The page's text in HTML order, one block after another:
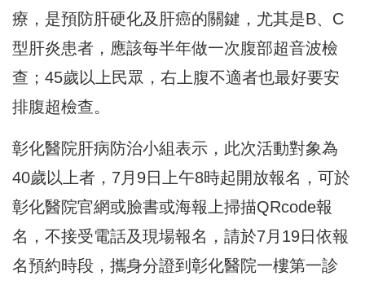
療，是預防肝硬化及肝癌的關鍵，尤其是B、C
型肝炎患者，應該每半年做一次腹部超音波檢
查；45歲以上民眾，右上腹不適者也最好要安
排腹超檢查。
彰化醫院肝病防治小組表示，此次活動對象為
40歲以上者，7月9日上午8時起開放報名，可於
彰化醫院官網或臉書或海報上掃描QRcode報
名，不接受電話及現場報名，請於7月19日依報
名預約時段，攜身分證到彰化醫院一樓第一診